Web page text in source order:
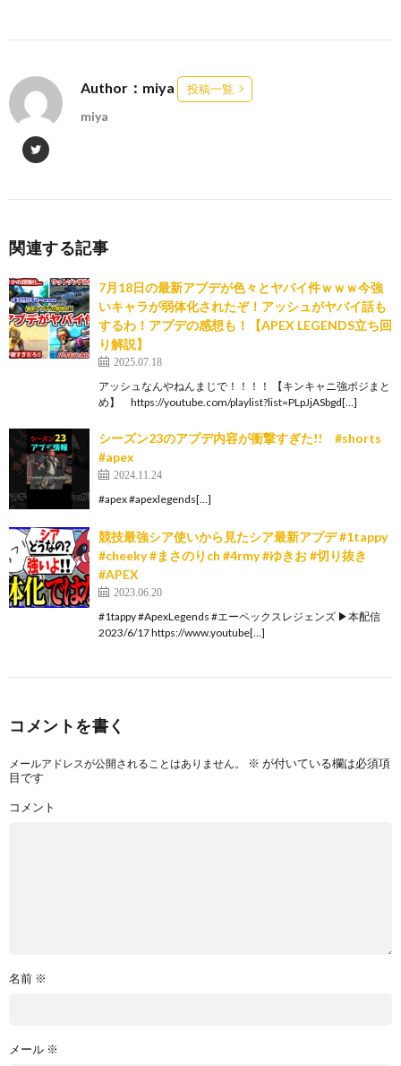
Author：miya 投稿一覧
miya
関連する記事
7月18日の最新アプデが色々とヤバイ件ｗｗｗ今強
いキャラが弱体化されたぞ！アッシュがヤバイ話も
するわ！アプデの感想も！【APEX LEGENDS立ち回
り解説】
2025.07.18
アッシュなんやねんまじで！！！！ 【キンキャニ強ポジまと
め】 https://youtube.com/playlist?list=PLpJjASbgd[…]
シーズン23のアプデ内容が衝撃すぎた!! #shorts
#apex
2024.11.24
#apex #apexlegends[…]
競技最強シア使いから見たシア最新アプデ #1tappy
#cheeky #まさのりch #4rmy #ゆきお #切り抜き
#APEX
2023.06.20
#1tappy #ApexLegends #エーペックスレジェンズ ▶本配信
2023/6/17 https://www.youtube[…]
コメントを書く
メールアドレスが公開されることはありません。 ※ が付いている欄は必須項
目です
コメント
名前 ※
メール ※